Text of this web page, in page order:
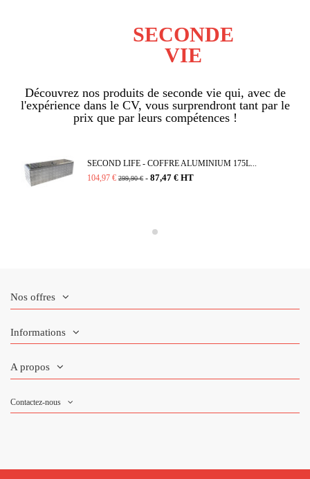
SECONDE
VIE
Découvrez nos produits de seconde vie qui, avec de
l'expérience dans le CV, vous surprendront tant par le
prix que par leurs compétences !
SECOND LIFE - COFFRE ALUMINIUM 175L...
104,97 € 299,90 € - 87,47 € HT
Nos offres
Informations
A propos
Contactez-nous